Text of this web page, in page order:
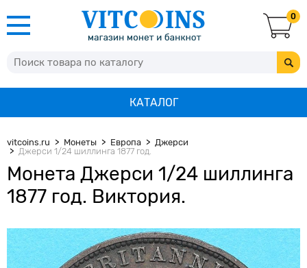
0
КАТАЛОГ
vitcoins.ru Монеты Европа
Джерси
Джерси 1/24 шиллинга 1877 год.
Монета Джерси 1/24 шиллинга
1877 год. Виктория.